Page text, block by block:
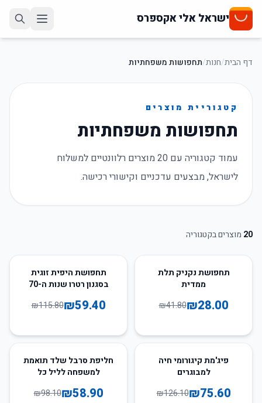
ישראל אלי אקספרס
דף הבית/חנות/תחפושות משפחתיות
קטגוריית מוצרים
תחפושות משפחתיות
עמוד קטגוריה עם 20 מוצרים רלוונטיים למשלוח
לישראל, מבצעים עדכניים וקישורי רכישה.
20 מוצרים בקטגוריה
תחפושת נקניק תלת
ממדית
₪28.00
₪41.80
49תחפושת היפית זוגית
בסגנון רטרו שנות ה-70
₪59.40
₪115.80
פיג'מת קיגורומי חיה
למבוגרים
₪75.60
₪126.10
40%חליפת סרבל שלד תואמת
למשפחה לליל כל
₪58.90
₪98.10